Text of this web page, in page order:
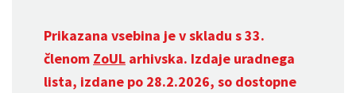
Prikazana vsebina je v skladu s 33.
členom ZoUL arhivska. Izdaje uradnega
lista, izdane po 28.2.2026, so dostopne